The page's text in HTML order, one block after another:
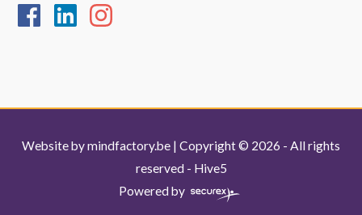
Website bymindfactory.be | Copyright © 2026 - All rights
reserved - Hive5
Powered by